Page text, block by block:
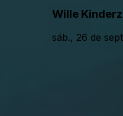
Wille
sáb., 26 de